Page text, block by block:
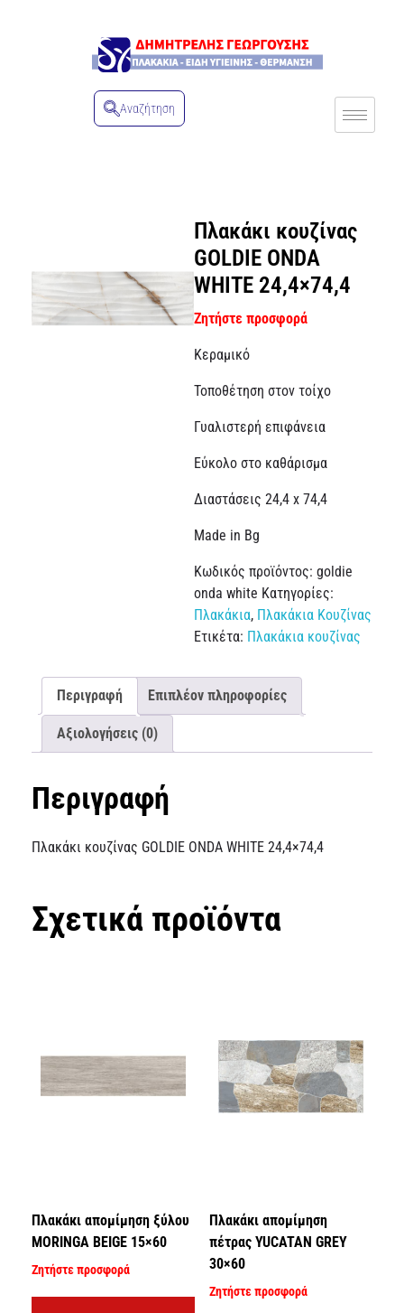
Αναζήτηση
Πλακάκι κουζίνας
GOLDIE ONDA
WHITE 24,4×74,4
Ζητήστε προσφορά
Κεραμικό
Τοποθέτηση στον τοίχο
Γυαλιστερή επιφάνεια
Εύκολο στο καθάρισμα
Διαστάσεις 24,4 x 74,4
Made in Bg
Κωδικός προϊόντος: goldie
onda white Κατηγορίες:
Πλακάκια, Πλακάκια Κουζίνας
Ετικέτα: Πλακάκια κουζίνας
Περιγραφή Επιπλέον πληροφορίες
Αξιολογήσεις (0)
Περιγραφή
Πλακάκι κουζίνας GOLDIE ONDA WHITE 24,4×74,4
Σχετικά προϊόντα
Πλακάκι απομίμηση ξύλου
MORINGA BEIGE 15×60
Ζητήστε προσφορά
Πλακάκι απομίμηση
πέτρας YUCATAN GREY
30×60
Ζητήστε προσφορά